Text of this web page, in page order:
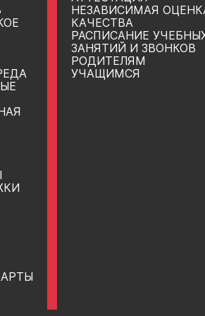
НЕЗАВИСИМАЯ
КАЧЕСТВА
РАСПИСАНИЕ
ЗАНЯТИЙ И ЗВОНКОВ
РОДИТЕЛЯМ
УЧАЩИМСЯ